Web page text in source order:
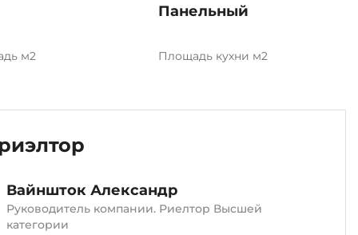
Панельный
м2 Площадь кухни м2
Вайншток Александр
Руководитель компании. Риелтор Высшей
категории